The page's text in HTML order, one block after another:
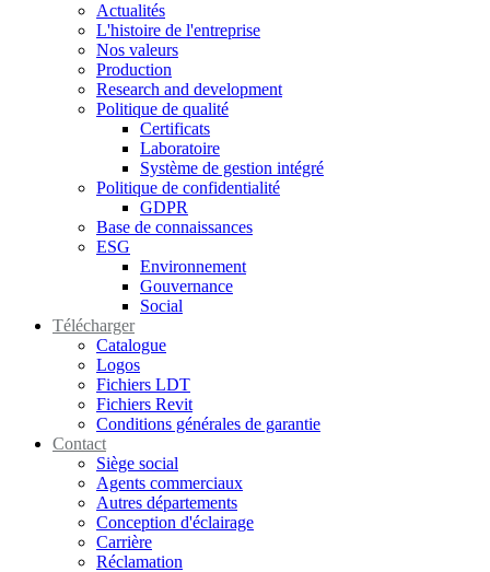
Actualités
L'histoire de l'entreprise
Nos valeurs
Production
Research and development
Politique de qualité
Certificats
Laboratoire
Système de gestion intégré
Politique de confidentialité
GDPR
Base de connaissances
ESG
Environnement
Gouvernance
Social
Télécharger
Catalogue
Logos
Fichiers LDT
Fichiers Revit
Conditions générales de garantie
Contact
Siège social
Agents commerciaux
Autres départements
Conception d'éclairage
Carrière
Réclamation